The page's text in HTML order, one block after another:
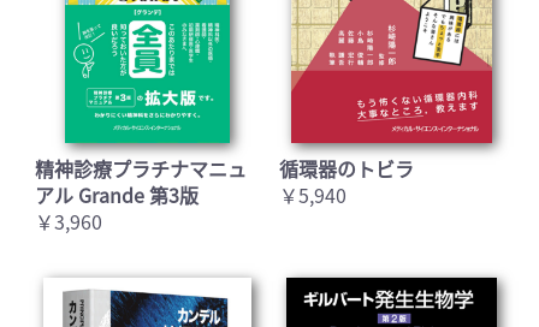
精神診療プラチナマニュ
アル Grande 第3版
￥3,960
循環器のトビラ
￥5,940